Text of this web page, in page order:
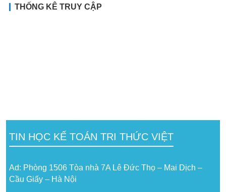
THỐNG KÊ TRUY CẬP
TIN HỌC KẾ TOÁN TRI THỨC VIỆT
Ad: Phòng 1506 Tòa nhà 7A Lê Đức Thọ – Mai Dịch –
Cầu Giấy – Hà Nội